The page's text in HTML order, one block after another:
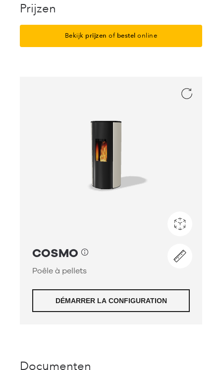
Prijzen
Bekijk prijzen of bestel online
Documenten